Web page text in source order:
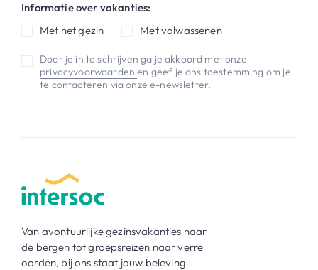
Informatie over vakanties:
Met het gezin
Met volwassenen
Door je in te schrijven ga je akkoord met onze
privacyvoorwaardenen geef je ons toestemming om je
te contacteren via onze e-newsletter.
Van avontuurlijke gezinsvakanties naar
de bergen tot groepsreizen naar verre
oorden, bij ons staat jouw beleving